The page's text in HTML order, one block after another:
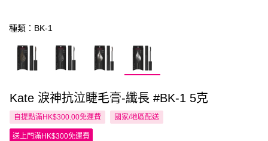
種類：BK-1
Kate 淚神抗泣睫毛膏-纖長 #BK-1 5克
自提點滿HK$300.00免運費 國家/地區配送
送上門滿HK$300免運費